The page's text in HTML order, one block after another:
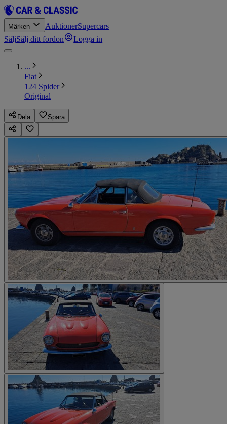
Märken AuktionerSupercars
SäljSälj ditt fordon Logga in
...
Fiat
124 Spider
Original
Dela Spara